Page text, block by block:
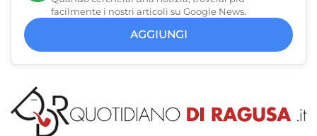
facilmente i nostri articoli su Google News.
AGGIUNGI